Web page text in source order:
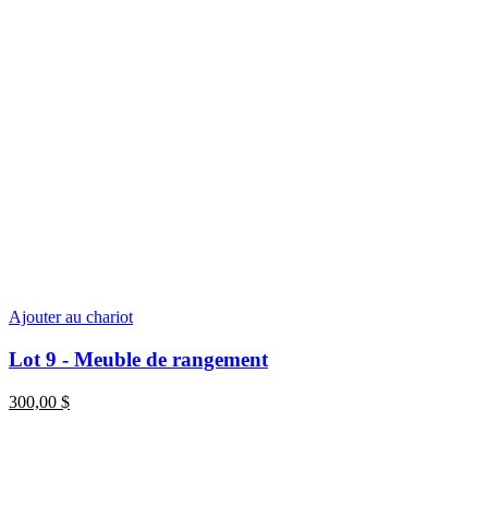
Ajouter au chariot
Lot 9 - Meuble de rangement
300,00 $